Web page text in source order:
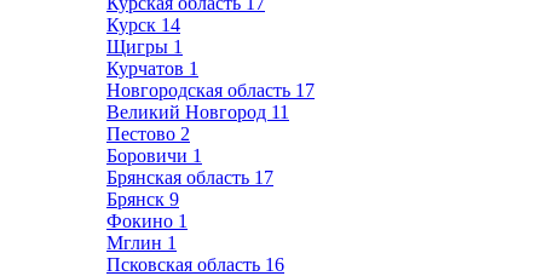
Курск 14
Щигры 1
Курчатов 1
Новгородская область 17
Великий Новгород 11
Пестово 2
Боровичи 1
Брянская область 17
Брянск 9
Фокино 1
Мглин 1
Псковская область 16